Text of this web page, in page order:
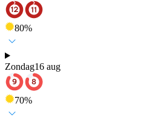
80%
Zondag16 aug
70%